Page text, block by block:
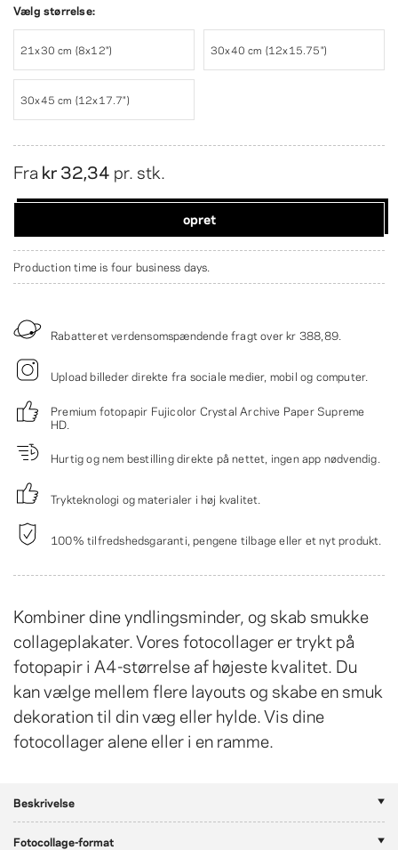
Kombiner dine yndlingsminder, og skab smukke
collageplakater. Vores fotocollager er trykt på
fotopapir i A4-størrelse af højeste kvalitet. Du
kan vælge mellem flere layouts og skabe en smuk
dekoration til din væg eller hylde. Vis dine
fotocollager alene eller i enramme
Vælg størrelse:
21x30 cm (8x12") 30x40 cm (12x15.75")
30x45 cm (12x17.7")
Fra kr 32,34 pr. stk.
opret
Production time is four business days.
Rabatteret verdensomspændende fragt overkr 388,89
Upload billeder direkte fra sociale medier, mobil og computer.
Premium fotopapir Fujicolor Crystal Archive Paper Supreme
HD.
Hurtig og nem bestilling direkte på nettet, ingen app nødvendig.
Trykteknologi og materialer i høj kvalitet.
100% tilfredshedsgaranti, pengene tilbage eller et nyt produkt.
Beskrivelse
Fotocollage-format